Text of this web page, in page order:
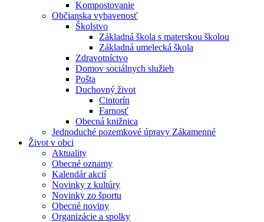
Kompostovanie
Občianska vybavenosť
Školstvo
Základná škola s materskou školou
Základná umelecká škola
Zdravotníctvo
Domov sociálnych služieb
Pošta
Duchovný život
Cintorín
Farnosť
Obecná knižnica
Jednoduché pozemkové úpravy Zákamenné
Život v obci
Aktuality
Obecné oznamy
Kalendár akcií
Novinky z kultúry
Novinky zo športu
Obecné noviny
Organizácie a spolky